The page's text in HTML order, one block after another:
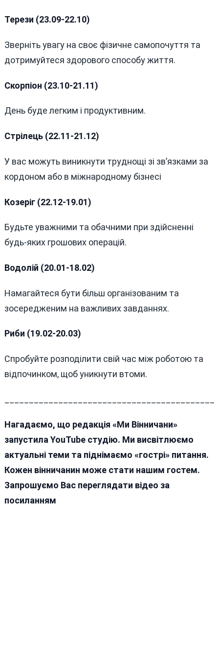
Терези (23.09-22.10)
Зверніть увагу на своє фізичне самопочуття та
дотримуйтеся здорового способу життя.
Скорпіон (23.10-21.11)
День буде легким і продуктивним.
Стрілець (22.11-21.12)
У вас можуть виникнути труднощі зі зв’язками за
кордоном або в міжнародному бізнесі
Козеріг (22.12-19.01)
Будьте уважними та обачними при здійсненні
будь-яких грошових операцій.
Водолій (20.01-18.02)
Намагайтеся бути більш організованим та
зосередженим на важливих завданнях.
Риби (19.02-20.03)
Спробуйте розподілити свій час між роботою та
відпочинком, щоб уникнути втоми.
Нагадаємо, що редакція «Ми Вінничани»
запустила YouTube студію. Ми висвітлюємо
актуальні теми та піднімаємо «гострі» питання.
Кожен вінничанин може стати нашим гостем.
Запрошуємо Вас переглядати відео за
посиланням